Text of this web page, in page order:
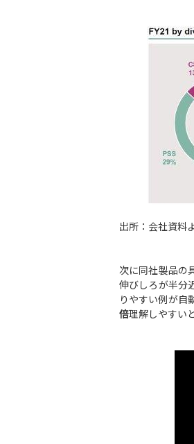
出所：会社資料
次に同社製品の
伸びしろが半分
りやすい例が自
倍理解しやすい